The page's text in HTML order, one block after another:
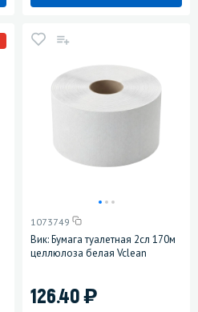
1073749
Вик: Бумага туалетная 2сл 170м
целлюлоза белая Vclean
126.40)